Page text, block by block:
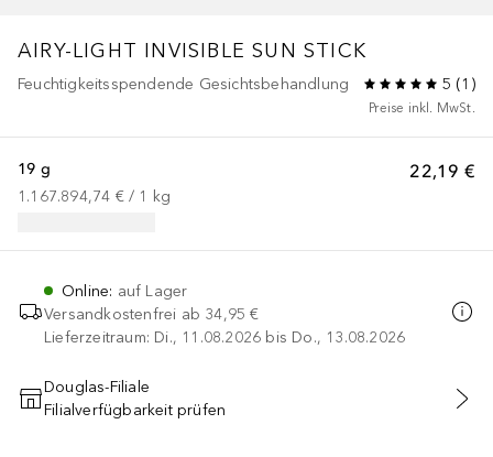
AIRY-LIGHT INVISIBLE SUN STICK
Feuchtigkeitsspendende Gesichtsbehandlung 5 (1 )
Preise inkl. MwSt.
22,19 €
19 g
1.167.894,74 € / 1 kg
Online: auf Lager
Versandkostenfrei ab 34,95 €
Lieferzeitraum: Di., 11.08.2026 bis Do., 13.08.2026
IN DEN WARENKORB
Douglas-Filiale
Filialverfügbarkeit prüfen